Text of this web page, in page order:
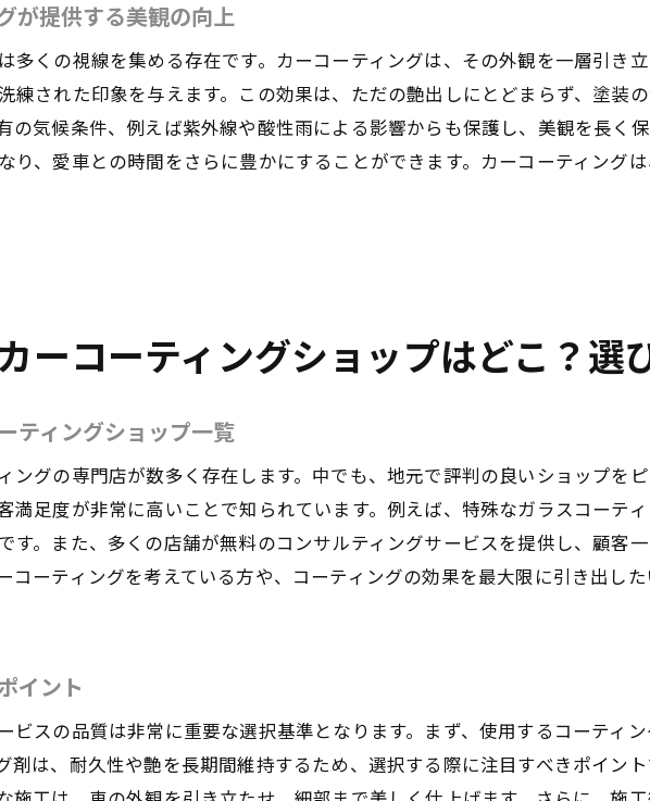
大田区でカーコーティングを受けるときに知っておくべき情報
大田区でのカーコーティング料金の相場
事前準備として必要な確認事項
予約から施工までの流れと時間
板橋区での満足度の高い体験談
リアルな顧客の声から見るサービスの質
初めてのコーティング体験者の声
板橋区でのリピーターが多い理由
顧客の声に基づくサービスの改善点
が提供する美観の向上
多くの視線を集める存在です。カーコーティングは、その外観を一層引き
練された印象を与えます。この効果は、ただの艶出しにとどまらず、塗装
の気候条件、例えば紫外線や酸性雨による影響からも保護し、美観を長く
り、愛車との時間をさらに豊かにすることができます。カーコーティング
ーコーティングショップはどこ？選
ティングショップ一覧
ングの専門店が数多く存在します。中でも、地元で評判の良いショップを
満足度が非常に高いことで知られています。例えば、特殊なガラスコーテ
す。また、多くの店舗が無料のコンサルティングサービスを提供し、顧客
コーティングを考えている方や、コーティングの効果を最大限に引き出し
イント
ビスの品質は非常に重要な選択基準となります。まず、使用するコーティ
剤は、耐久性や艶を長期間維持するため、選択する際に注目すべきポイン